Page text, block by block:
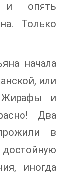
и опять
Только
начала
или
Жирафы и
Два
в
иногда